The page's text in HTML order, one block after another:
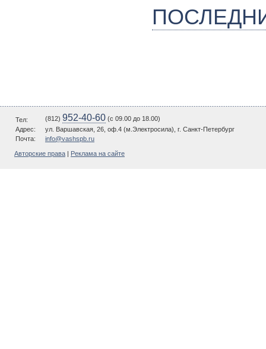
Тел: (812) 952-40-60 (c 09.00 до 18.00)
Адрес:
ул. Варшавская, 26, оф.4 (м.Электросила), г. Санкт-Петербург
Почта:
info@vashspb.ru
Авторские права Реклама на сайте